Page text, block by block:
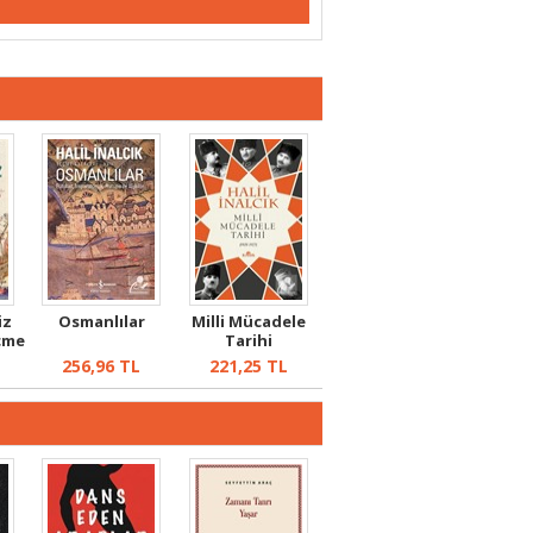
Osmanlılar
256,96 TL
Milli Mücadele
Tarihi
221,25 TL